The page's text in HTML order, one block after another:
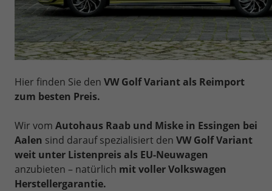
Hier finden Sie den VW Golf Variant als Reimport
zum besten Preis.
Wir vom Autohaus Raab und Miske in Essingen bei
Aalen sind darauf spezialisiert den VW Golf Variant
weit unter Listenpreis als EU-Neuwagen
anzubieten – natürlich mit voller Volkswagen
Herstellergarantie.